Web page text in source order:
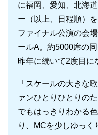
に福岡、愛知、北海
ー（以上、日程順）
ファイナル公演の会
ールA。約5000席の
昨年に続いて2度目に
「スケールの大きな
ァンひとりひとりの
でもはっきりわかる
り、MCを少しゆっ